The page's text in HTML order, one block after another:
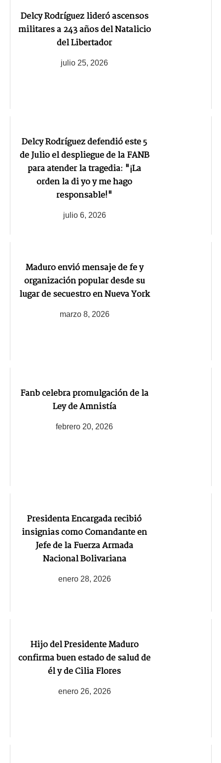
Delcy Rodríguez lideró ascensos
militares a 243 años del Natalicio
del Libertador
julio 25, 2026
Delcy Rodríguez defendió este 5
de Julio el despliegue de la FANB
para atender la tragedia: "¡La
orden la di yo y me hago
responsable!"
julio 6, 2026
Maduro envió mensaje de fe y
organización popular desde su
lugar de secuestro en Nueva York
marzo 8, 2026
Fanb celebra promulgación de la
Ley de Amnistía
febrero 20, 2026
Presidenta Encargada recibió
insignias como Comandante en
Jefe de la Fuerza Armada
Nacional Bolivariana
enero 28, 2026
Hijo del Presidente Maduro
confirma buen estado de salud de
él y de Cilia Flores
enero 26, 2026